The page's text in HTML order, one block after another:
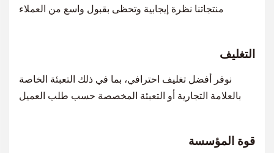
منتجاتنا نظرة إيجابية وتحظى بقبول واسع من العملاء
التغليف
نوفر أفضل تغليف احترافي، بما في ذلك التعبئة الخاصة
بالعلامة التجارية أو التعبئة المخصصة حسب طلب العميل
قوة المؤسسة